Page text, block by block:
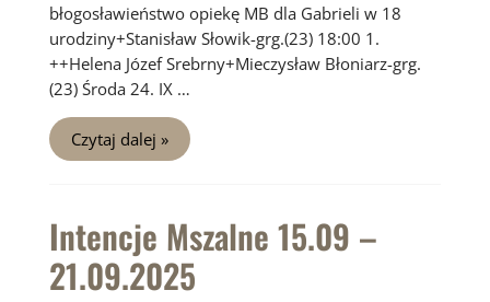
błogosławieństwo opiekę MB dla Gabrieli w 18
urodziny+Stanisław Słowik-grg.(23) 18:00 1.
++Helena Józef Srebrny+Mieczysław Błoniarz-grg.
(23) Środa 24. IX …
Intencje
Mszalne
22.09
Czytaj dalej »
Intencje Mszalne 15.09 –
21.09.2025